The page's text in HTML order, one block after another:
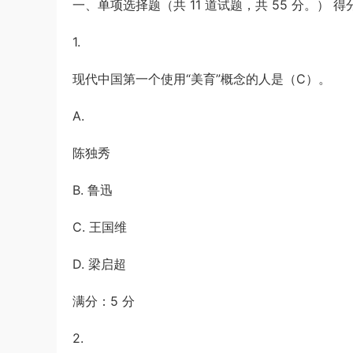
一、单项选择题（共 11 道试题，共 55 分。） 得
1.
现代中国第一个使用“美育”概念的人是（C）。
A.
陈独秀
B. 鲁迅
C. 王国维
D. 梁启超
满分：5 分
2.